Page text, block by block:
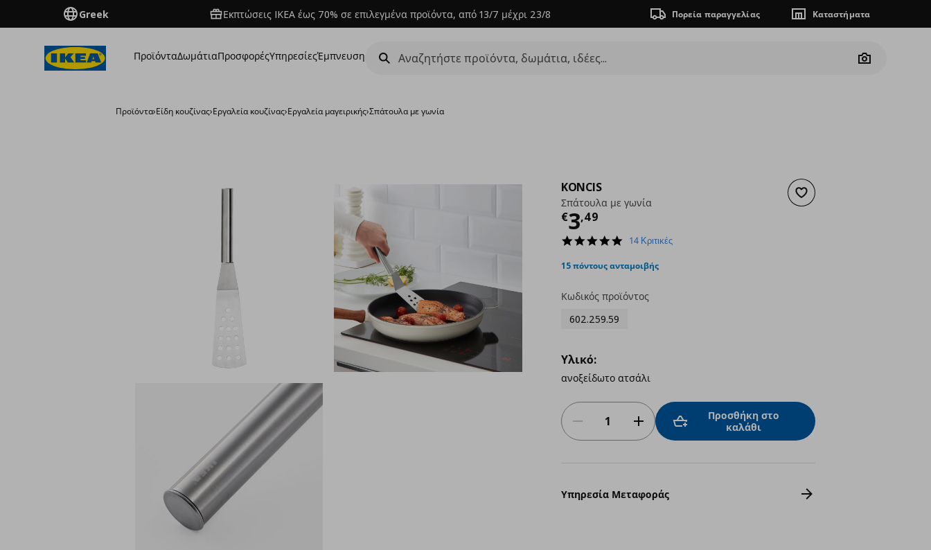
Greek Εκπτώσεις IKEA έως 70% σε επιλεγμένα προϊόντα, από 13/7 μέχρι 23/8 Πορεία παραγγελίας Καταστήματα
ΠροϊόνταΔωμάτιαΠροσφορέςΥπηρεσίεςΈμπνευση
Camera
Προϊόντα›Είδη κουζίνας›Εργαλεία κουζίνας›Εργαλεία μαγειρικής›Σπάτουλα με γωνία
Προσθήκη στα αγαπημένα
KONCIS
Σπάτουλα με γωνία
€3,49
Τρέχουσα τιμή
4.8
rating
14 Κριτικές
15 πόντους ανταμοιβής
Κωδικός προϊόντος
602.259.59
Υλικό:
ανοξείδωτο ατσάλι
Προσθήκη στο
καλάθι
Υπηρεσία Μεταφοράς